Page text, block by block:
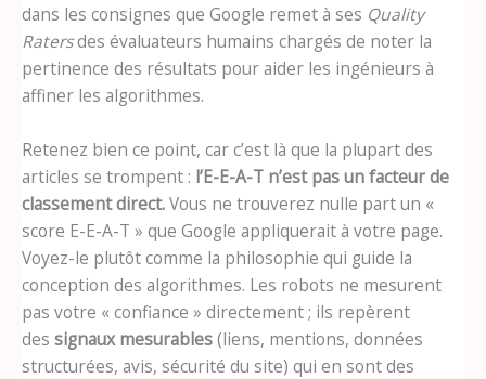
dans les consignes que Google remet à ses Quality
Ratersdes évaluateurs humains chargés de noter la
pertinence des résultats pour aider les ingénieurs à
affiner les algorithmes.
Retenez bien ce point, car c’est là que la plupart des
articles se trompent : l’E-E-A-T n’est pas un facteur de
classement direct.Vous ne trouverez nulle part un «
score E-E-A-T » que Google appliquerait à votre page.
Voyez-le plutôt comme la philosophie qui guide la
conception des algorithmes. Les robots ne mesurent
pas votre « confiance » directement ; ils repèrent
des signaux mesurables(liens, mentions, données
structurées, avis, sécurité du site) qui en sont des